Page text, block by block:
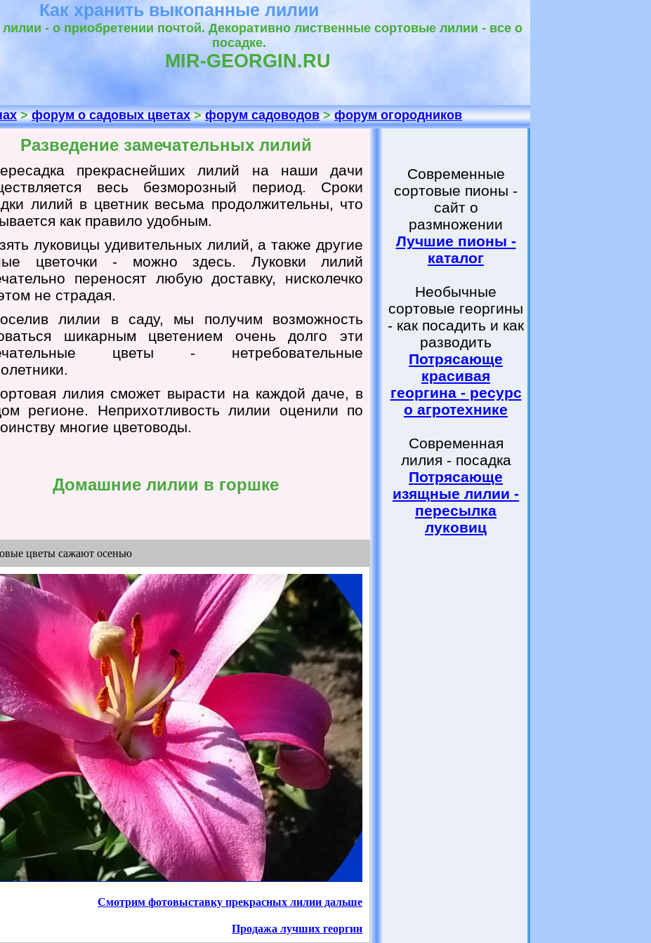
Как хранить выкопанные лилии
лилии - о приобретении почтой. Декоративно лиственные сортовые лилии - все о
посадке.
MIR-GEORGIN.RU
>форум о садовых цветах>форум садоводов>форум огородников
Разведение замечательных лилий
прекраснейших лилий на наши дачи
весь безморозный период. Сроки
лилий в цветник весьма продолжительны, что
как правило удобным.
луковицы удивительных лилий, а также другие
цветочки - можно здесь. Луковки лилий
переносят любую доставку, нисколечко
не страдая.
лилии в саду, мы получим возможность
шикарным цветением очень долго эти
цветы - нетребовательные
лилия сможет вырасти на каждой даче, в
регионе. Неприхотливость лилии оценили по
многие цветоводы.
Домашние лилии в горшке
цветы сажают осенью
Смотрим фотовыставку прекрасных лилии дальше
Продажа лучших георгин
Современные
сортовые пионы -
сайт о
размножении
Лучшие пионы -
каталог
Необычные
сортовые георгины
- как посадить и как
разводить
Потрясающе
красивая
георгина - ресурс
о агротехнике
Современная
лилия - посадка
Потрясающе
изящные лилии -
пересылка
луковиц